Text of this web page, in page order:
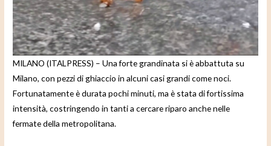
e
o
MILANO (ITALPRESS) – Una forte grandinata si è abbattuta su
Milano, con pezzi di ghiaccio in alcuni casi grandi come noci.
Fortunatamente è durata pochi minuti, ma è stata di fortissima
intensità, costringendo in tanti a cercare riparo anche nelle
fermate della metropolitana.